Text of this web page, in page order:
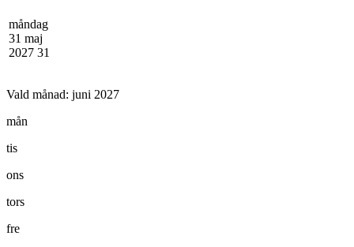
måndag
31 maj
2027 31
Vald månad: juni 2027
mån
tis
ons
tors
fre